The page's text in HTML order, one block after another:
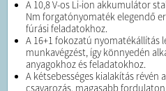
A 10,8 V-os Li-ion akkumulátor
Nm forgatónyomaték elegendő
fúrási feladatokhoz.
A 16+1 fokozatú nyomatékállítás
munkavégzést, így könnyedén
anyagokhoz és feladatokhoz.
A kétsebességes kialakítás
csavarozás, magasabb